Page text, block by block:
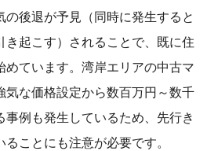
後退が予見（同時に発生すると
き起こす）されることで、既に住
めています。湾岸エリアの中古マ
気な価格設定から数百万円～数千
例も発生しているため、先行き
ことにも注意が必要です。